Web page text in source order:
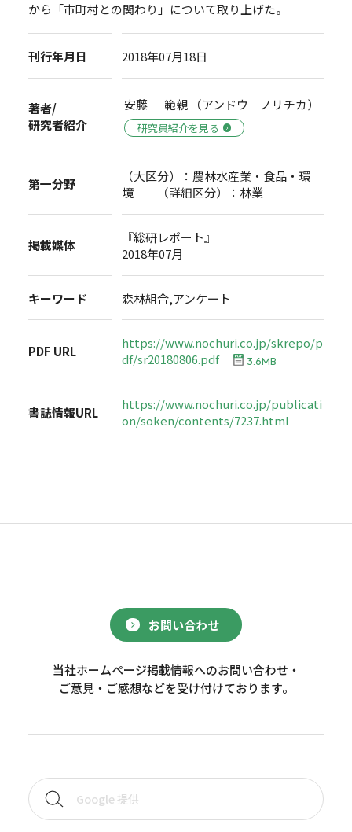
から「市町村との関わり」について取り上げた。
刊行年月日 2018年07月18日
著者/
研究者紹介
安藤 範親 （アンドウ ノリチカ）
研究員紹介を見る
第一分野
（大区分）：農林水産業・食品・環
境 （詳細区分）：林業
掲載媒体
『総研レポート』
2018年07月
キーワード 森林組合,アンケート
PDF URL
https://www.nochuri.co.jp/skrepo/p
df/sr20180806.pdf
3.6MB
書誌情報URL
https://www.nochuri.co.jp/publicati
on/soken/contents/7237.html
お問い合わせ
当社ホームページ掲載情報へのお問い合わせ・
ご意見・ご感想などを受け付けております。